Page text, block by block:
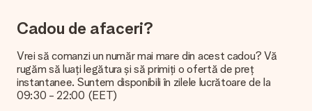
De unde știu dacă poza mea are calitatea potrivită?
dvs. De aceea, este important să folosiți fotografii de înaltă
calitate. Dacă nu sunteți sigur de calitatea imaginii dvs., vă
rugăm să contactați echipa noastră de servicii pentru clienți și
să includeți fotografia dvs. împreună cu cadoul pe care doriți
Cadou de afaceri?
Vrei să comanzi un număr mai mare din acest cadou? Vă
rugăm să luați legătura și să primiți o ofertă de preț
instantanee. Suntem disponibili în zilele lucrătoare de la
09:30 - 22:00 (EET)